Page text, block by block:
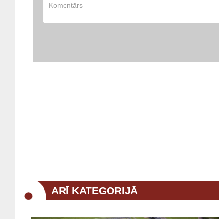
ARĪ KATEGORIJĀ